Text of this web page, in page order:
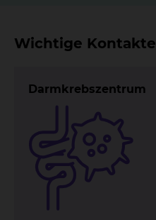
Wichtige Kontakte
Darmkrebszentrum